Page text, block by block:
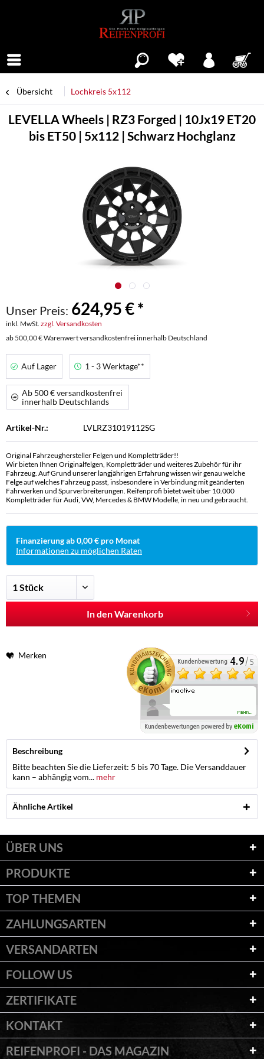
Übersicht Lochkreis 5x112
LEVELLA Wheels | RZ3 Forged | 10Jx19 ET20
bis ET50 | 5x112 | Schwarz Hochglanz
Unser Preis: 624,95 € *
inkl. MwSt. zzgl. Versandkosten
ab 500,00 € Warenwert versandkostenfrei innerhalb Deutschland
Auf Lager 1 - 3 Werktage**
Ab 500 € versandkostenfrei
innerhalb Deutschlands
Artikel-Nr.: LVLRZ31019112SG
Original Fahrzeughersteller Felgen und Kompletträder!!
Wir bieten Ihnen Originalfelgen, Kompletträder und weiteres Zubehör für ihr
Fahrzeug. Auf Grund unserer langjährigen Erfahrung wissen wir genau welche
Felge auf welches Fahrzeug passt, insbesondere in Verbindung mit geänderten
Fahrwerken und Spurverbreiterungen. Reifenprofi bietet weit über 10.000
Kompletträder für Audi, VW, Mercedes & BMW Modelle, in neu und gebraucht.
Finanzierung ab 0,00 € pro Monat
Informationen zu möglichen Raten
In den Warenkorb
Merken
Beschreibung
Bitte beachten Sie die Lieferzeit: 5 bis 70 Tage. Die Versanddauer
kann – abhängig vom... mehr
Ähnliche Artikel
ÜBER UNS
PRODUKTE
TOP THEMEN
ZAHLUNGSARTEN
VERSANDARTEN
FOLLOW US
ZERTIFIKATE
KONTAKT
REIFENPROFI - DAS MAGAZIN